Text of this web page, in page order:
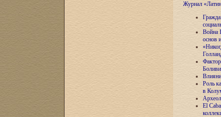
Журнал
Война
основ
Роль
в
El